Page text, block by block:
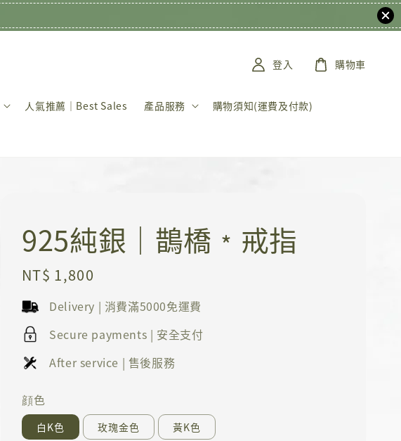
人氣推薦｜Best Sales 產品服務 購物須知(運費及付款)
登入 購物車
925純銀｜鵲橋﹡戒指
Regular
price
NT$ 1,800
Delivery | 消費滿5000免運費
Secure payments | 安全支付
After service | 售後服務
顔色
白K色 玫瑰金色 黃K色